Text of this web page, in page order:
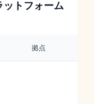
トフォーム
拠点